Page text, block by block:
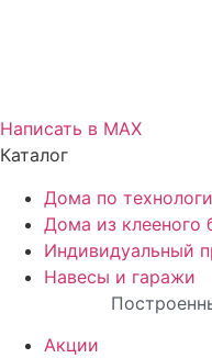
Написать в МАХ
Каталог
Дома по
Дома из клееного
Индивидуальный
Навесы и гаражи
Акции